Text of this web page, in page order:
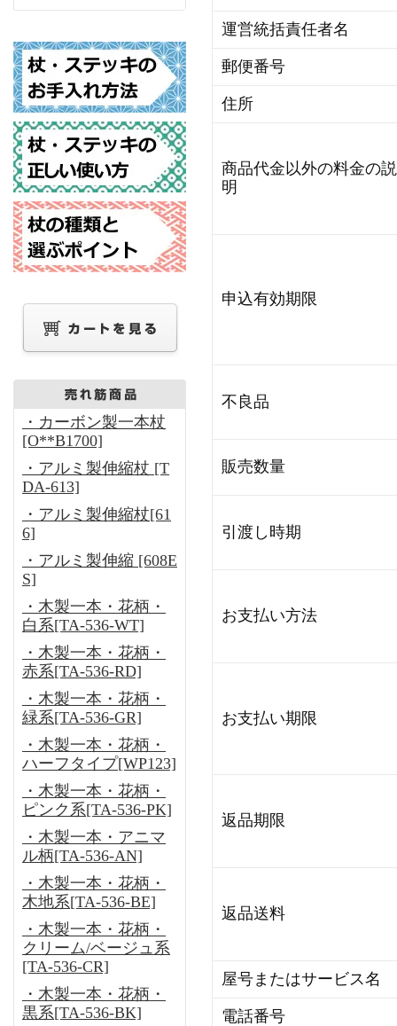
・カーボン製一本杖
[O**B1700]
・アルミ製伸縮杖 [T
DA-613]
・アルミ製伸縮杖[61
6]
・アルミ製伸縮 [608E
S]
・木製一本・花柄・
白系[TA-536-WT]
・木製一本・花柄・
赤系[TA-536-RD]
・木製一本・花柄・
緑系[TA-536-GR]
・木製一本・花柄・
ハーフタイプ[WP123]
・木製一本・花柄・
ピンク系[TA-536-PK]
・木製一本・アニマ
ル柄[TA-536-AN]
・木製一本・花柄・
木地系[TA-536-BE]
・木製一本・花柄・
クリーム/ベージュ系
[TA-536-CR]
・木製一本・花柄・
黒系[TA-536-BK]
運営統括責任者名
郵便番号
住所
商品代金以外の料金の説
明
申込有効期限
不良品
販売数量
引渡し時期
お支払い方法
お支払い期限
返品期限
返品送料
屋号またはサービス名
電話番号